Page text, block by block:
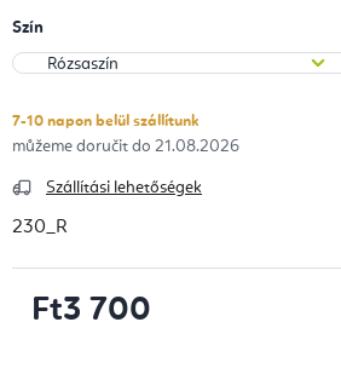
Szín
7-10 napon belül szállítunk
21.08.2026
Szállítási lehetőségek
230_R
Ft3 700